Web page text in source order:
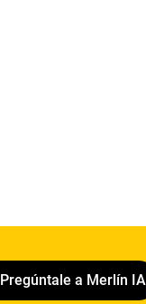
Pregúntale a Merlín IA